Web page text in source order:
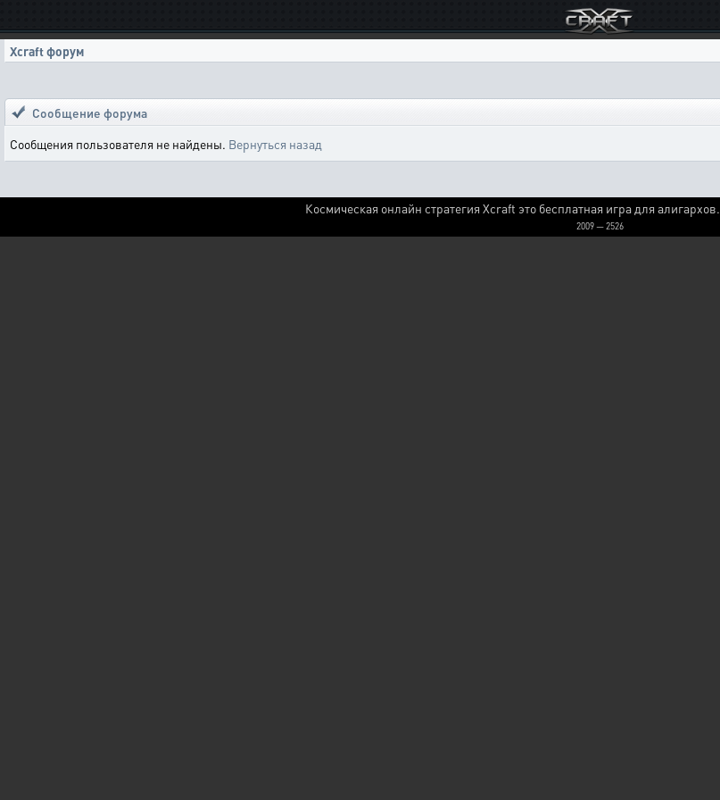
Xcraft форум
Сообщение форума
Сообщения пользователя не найдены. Вернуться назад
Космическая онлайн стратегия Xcraft это бесплатная игра для алигархов.
2009 — 2526